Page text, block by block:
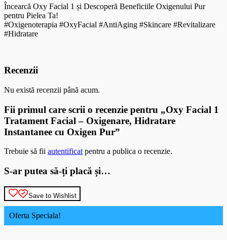
Încearcă Oxy Facial 1 și Descoperă Beneficiile Oxigenului Pur
pentru Pielea Ta!
#Oxigenoterapia #OxyFacial #AntiAging #Skincare #Revitalizare
#Hidratare
Recenzii
Nu există recenzii până acum.
Fii primul care scrii o recenzie pentru „Oxy Facial 1
Tratament Facial – Oxigenare, Hidratare
Instantanee cu Oxigen Pur”
Trebuie să fii autentificat pentru a publica o recenzie.
S-ar putea să-ți placă și…
Save to Wishlist
Oferta Speciala!